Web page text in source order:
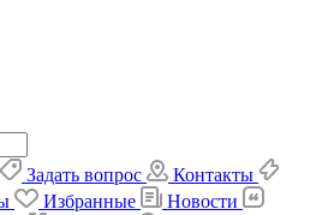
Задать вопрос
Контакты
Избранные
Новости